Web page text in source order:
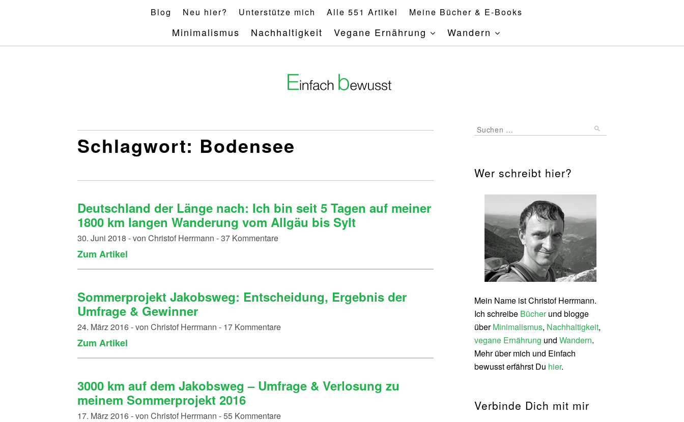
Blog Neu hier? Unterstütze mich Alle 551 Artikel Meine Bücher & E-Books
Minimalismus Nachhaltigkeit Vegane Ernährung Wandern
Schlagwort: Bodensee
Deutschland der Länge nach: Ich bin seit 5 Tagen auf meiner
1800 km langen Wanderung vom Allgäu bis Sylt
30. Juni 2018 - von Christof Herrmann - 37 Kommentare
Zum Artikel
Sommerprojekt Jakobsweg: Entscheidung, Ergebnis der
Umfrage & Gewinner
24. März 2016 - von Christof Herrmann - 17 Kommentare
Zum Artikel
3000 km auf dem Jakobsweg – Umfrage & Verlosung zu
meinem Sommerprojekt 2016
17. März 2016 - von Christof Herrmann - 55 Kommentare
Wer schreibt hier?
Mein Name ist Christof Herrmann.
Ich schreibe Bücherund blogge
überMinimalismus, Nachhaltigkeit,
vegane Ernährung und Wandern.
Mehr über mich und Einfach
bewusst erfährst Du hier.
Verbinde Dich mit mir